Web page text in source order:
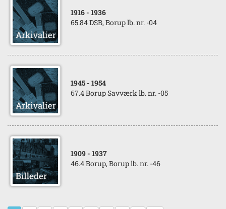
1916 - 1936
65.84 DSB, Borup lb. nr. -04
1945 - 1954
67.4 Borup Savværk lb. nr. -05
1909 - 1937
46.4 Borup, Borup lb. nr. -46